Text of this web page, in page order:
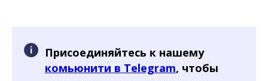
Присоединяйтесь к нашему
комьюнити в Telegram, чтобы